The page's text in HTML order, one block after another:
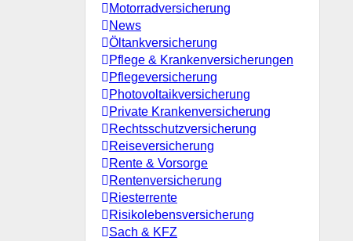
Motorradversicherung
News
Öltankversicherung
Pflege & Krankenversicherungen
Pflegeversicherung
Photovoltaikversicherung
Private Krankenversicherung
Rechtsschutzversicherung
Reiseversicherung
Rente & Vorsorge
Rentenversicherung
Riesterrente
Risikolebensversicherung
Sach & KFZ